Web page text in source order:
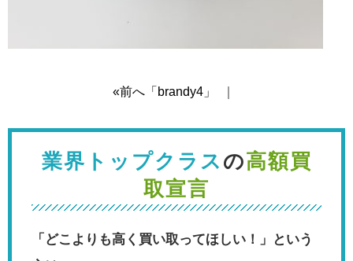
«前へ「brandy4」
業界トップクラス の高額買
取宣言
「どこよりも高く買い取ってほしい！」という